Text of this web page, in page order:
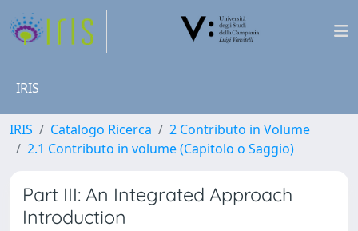
IRIS
IRIS Catalogo Ricerca
2 Contributo in Volume
2.1 Contributo in volume (Capitolo o Saggio)
Part III: An Integrated Approach
Introduction